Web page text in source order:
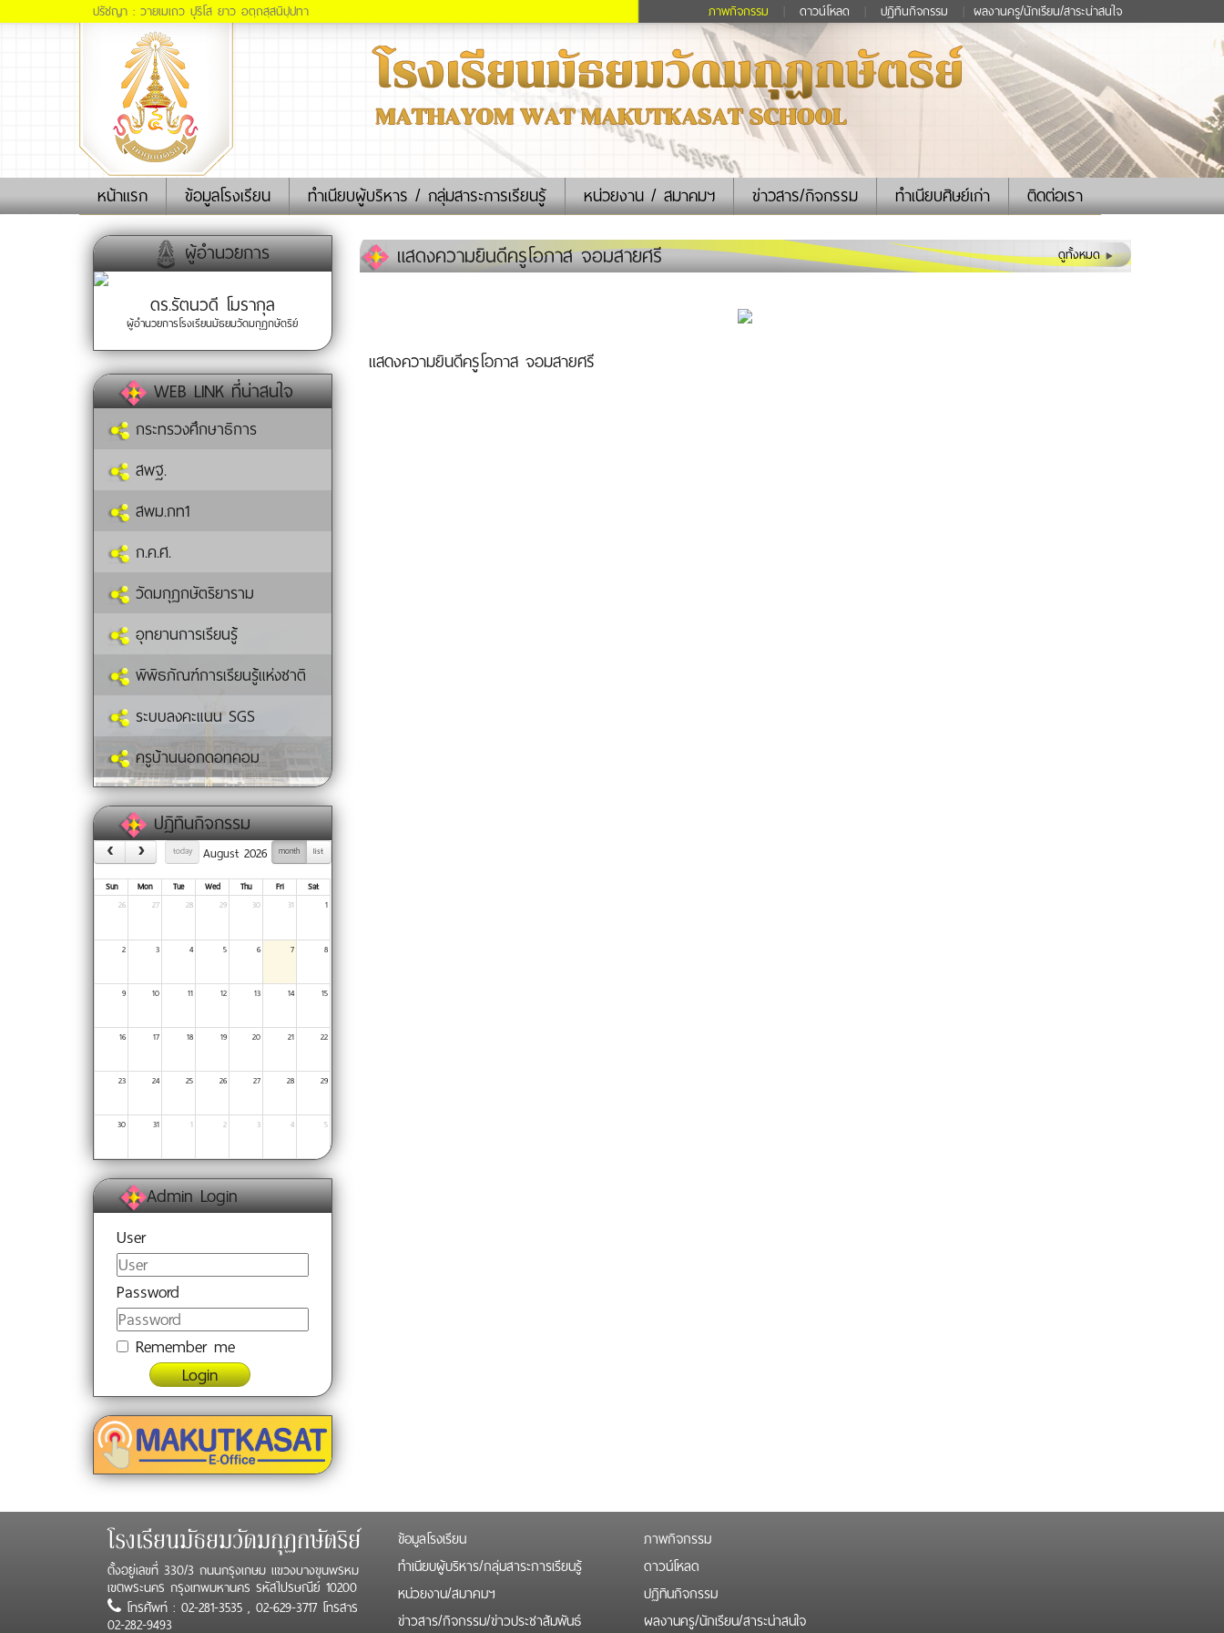
ปรัชญา : วายเมเถว ปุริโส ยาว อตฺถสฺสนิปฺปทา ภาพกิจกรรม ดาวน์โหลด ปฏิทินกิจกรรม ผลงานครู/นักเรียน/สาระน่าสนใจ
หน้าแรก(current)ข้อมูลโรงเรียน ทำเนียบผู้บริหาร / กลุ่มสาระการเรียนรู้ หน่วยงาน / สมาคมฯ ข่าวสาร/กิจกรรม ทำเนียบศิษย์เก่า ติดต่อเรา
ผู้อำนวยการ
ดร.รัตนวดี โมรากุล
ผู้อำนวยการโรงเรียนมัธยมวัดมกุฏกษัตริย์
WEB LINK ที่น่าสนใจ
กระทรวงศึกษาธิการ
สพฐ.
สพม.กท1
ก.ค.ศ.
วัดมกุฏกษัตริยาราม
อุทยานการเรียนรู้
พิพิธภัณฑ์การเรียนรู้แห่งชาติ
ระบบลงคะแนน SGS
ครูบ้านนอกดอทคอม
ปฏิทินกิจกรรม
today month list
August 2026
Sun Mon Tue Wed Thu Fri
Sat
26
27 28 29 30 31 1
2 3 4 5 6 7 8
9 10 11 12 13 14 15
16 17 18 19 20 21 22
23 24 25 26 27 28 29
30 31 1 2 3 4 5
Admin Login
User
Password
Remember me
Login
แสดงความยินดีครูโอภาส จอมสายศรี ดูทั้งหมด
แสดงความยินดีครูโอภาส จอมสายศรี
โรงเรียนมัธยมวัดมกุฏกษัตริย์
ตั้งอยู่เลขที่ 330/3 ถนนกรุงเกษม แขวงบางขุนพรหม
เขตพระนคร กรุงเทพมหานคร รหัสไปรษณีย์ 10200
โทรศัพท์ : 02-281-3535 , 02-629-3717 โทรสาร
02-282-9493
ข้อมูลโรงเรียน
ทำเนียบผู้บริหาร/กลุ่มสาระการเรียนรู้
หน่วยงาน/สมาคมฯ
ข่าวสาร/กิจกรรม/ข่าวประชาสัมพันธ์
ภาพกิจกรรม
ดาวน์โหลด
ปฏิทินกิจกรรม
ผลงานครู/นักเรียน/สาระน่าสนใจ